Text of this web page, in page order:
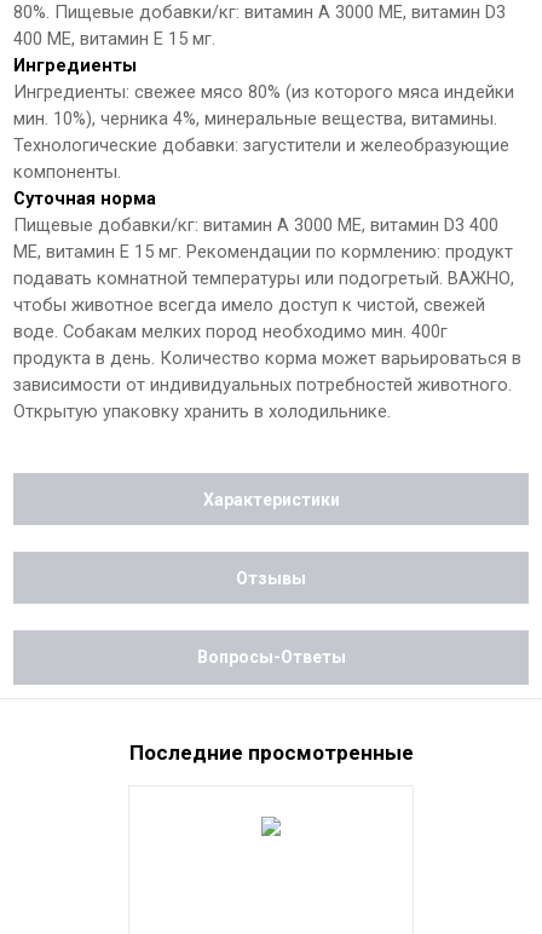
80%. Пищевые добавки/кг: витамин А 3000 МЕ, витамин D3
400 МЕ, витамин Е 15 мг.
Ингредиенты
Ингредиенты: свежее мясо 80% (из которого мяса индейки
мин. 10%), черника 4%, минеральные вещества, витамины.
Технологические добавки: загустители и желеобразующие
компоненты.
Суточная норма
Пищевые добавки/кг: витамин А 3000 МЕ, витамин D3 400
МЕ, витамин Е 15 мг. Рекомендации по кормлению: продукт
подавать комнатной температуры или подогретый. ВАЖНО,
чтобы животное всегда имело доступ к чистой, свежей
воде. Собакам мелких пород необходимо мин. 400г
продукта в день. Количество корма может варьироваться в
зависимости от индивидуальных потребностей животного.
Открытую упаковку хранить в холодильнике.
Характеристики
Отзывы
Вопросы-Ответы
Последние просмотренные